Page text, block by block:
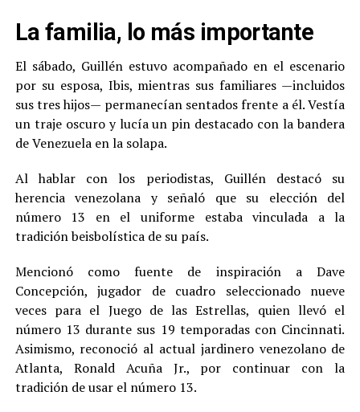
La familia, lo más importante
El sábado, Guillén estuvo acompañado en el escenario
por su esposa, Ibis, mientras sus familiares —incluidos
sus tres hijos— permanecían sentados frente a él. Vestía
un traje oscuro y lucía un pin destacado con la bandera
de Venezuela en la solapa.
Al hablar con los periodistas, Guillén destacó su
herencia venezolana y señaló que su elección del
número 13 en el uniforme estaba vinculada a la
tradición beisbolística de su país.
Mencionó como fuente de inspiración a Dave
Concepción, jugador de cuadro seleccionado nueve
veces para el Juego de las Estrellas, quien llevó el
número 13 durante sus 19 temporadas con Cincinnati.
Asimismo, reconoció al actual jardinero venezolano de
Atlanta, Ronald Acuña Jr., por continuar con la
tradición de usar el número 13.